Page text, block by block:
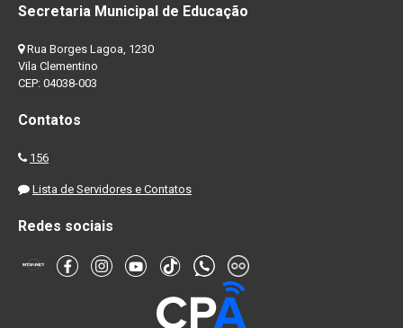
Secretaria Municipal de Educação
Rua Borges Lagoa, 1230
Vila Clementino
CEP: 04038-003
Contatos
156
Lista de Servidores e Contatos
Redes sociais